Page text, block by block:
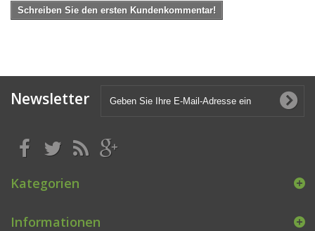
Schreiben Sie den ersten Kundenkommentar!
Newsletter
Kategorien
Informationen